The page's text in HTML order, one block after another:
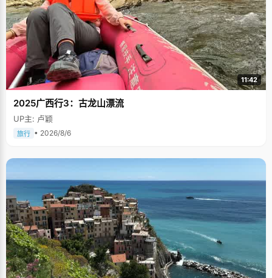
11:42
2025广西行3：古龙山漂流
UP主: 卢颖
旅行 • 2026/8/6